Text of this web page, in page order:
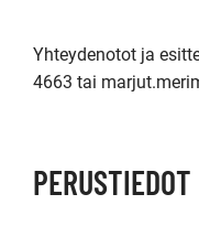
Yhteydenotot ja
4663 tai
PERUSTIEDOT